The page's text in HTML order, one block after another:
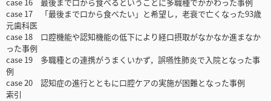
case 17 「最後まで口から食べたい」と希望し，老衰で亡くなった93歳
元歯科医
case 18 口腔機能や認知機能の低下により経口摂取がなかなか進まなか
った事例
case 19 多職種との連携がうまくいかず，誤嚥性肺炎で入院となった事
例
case 20 認知症の進行とともに口腔ケアの実施が困難となった事例
索引